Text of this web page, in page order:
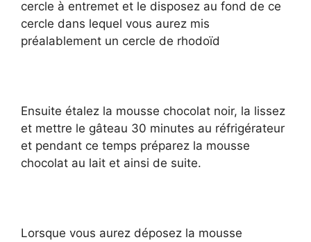
cercle à entremet et le disposez au fond de ce
cercle dans lequel vous aurez mis
préalablement un cercle de rhodoïd
Ensuite étalez la mousse chocolat noir, la lissez
et mettre le gâteau 30 minutes au réfrigérateur
et pendant ce temps préparez la mousse
chocolat au lait et ainsi de suite.
Lorsque vous aurez déposez la mousse